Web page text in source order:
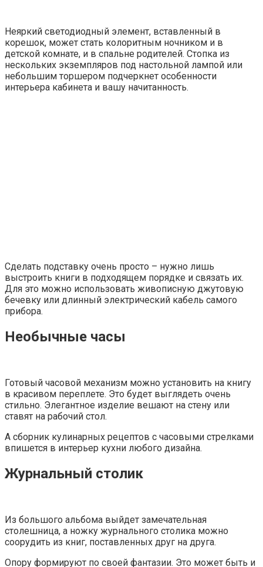
Неяркий светодиодный элемент, вставленный в
корешок, может стать колоритным ночником и в
детской комнате, и в спальне родителей. Стопка из
нескольких экземпляров под настольной лампой или
небольшим торшером подчеркнет особенности
интерьера кабинета и вашу начитанность.
Сделать подставку очень просто – нужно лишь
выстроить книги в подходящем порядке и связать их.
Для это можно использовать живописную джутовую
бечевку или длинный электрический кабель самого
прибора.
Необычные часы
Готовый часовой механизм можно установить на книгу
в красивом переплете. Это будет выглядеть очень
стильно. Элегантное изделие вешают на стену или
ставят на рабочий стол.
А сборник кулинарных рецептов с часовыми стрелками
впишется в интерьер кухни любого дизайна.
Журнальный столик
Из большого альбома выйдет замечательная
столешница, а ножку журнального столика можно
соорудить из книг, поставленных друг на друга.
Опору формируют по своей фантазии. Это может быть и